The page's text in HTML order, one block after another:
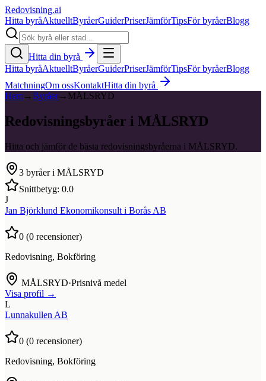
Redovisning.ai
Hitta byråAktuelltByråerGuiderPriserJämförTipsFör byråerBlogg
Hitta din byrå
Hitta byråAktuelltByråerGuiderPriserJämförTipsFör byråerBlogg
MatchningOm ossKontaktHitta din byrå
Hem→Byråer→ MÅLSRYD
Redovisningsbyråer i MÅLSRYD
Hitta och jämför de bästa redovisningsbyråerna i MÅLSRYD.
3 byråer i MÅLSRYD
Snittbetyg: 0.0
J
Jan Björklund Ekonomikonsult i Borås AB
0 (0 recensioner)
Redovisning, Bokföring
MÅLSRYD·Prisnivå medel
Visa profil →
L
Lunnakullen AB
0 (0 recensioner)
Redovisning, Bokföring